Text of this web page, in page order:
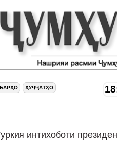
ҲУҶҶАТҲО
интихоботи